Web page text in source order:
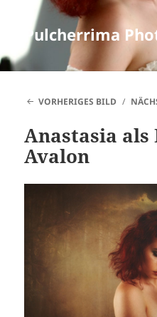
Pulcherrima
VORHERIGES BILD
Anastasia
Avalon